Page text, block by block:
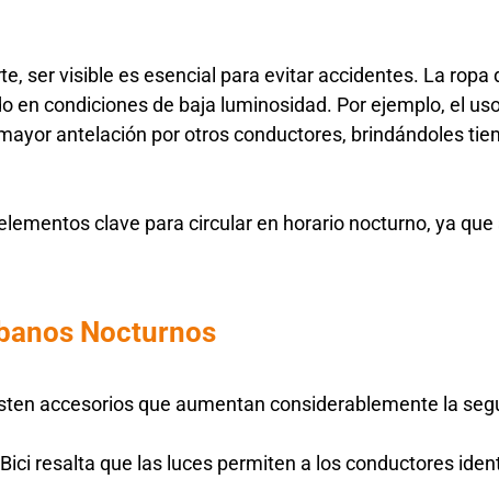
ser visible es esencial para evitar accidentes. La ropa
condiciones de baja luminosidad. Por ejemplo, el
antelación por otros conductores, brindándoles
clave para circular en horario nocturno, ya que
Nocturnos
accesorios que aumentan considerablemente la
resalta que las luces permiten a los conductores